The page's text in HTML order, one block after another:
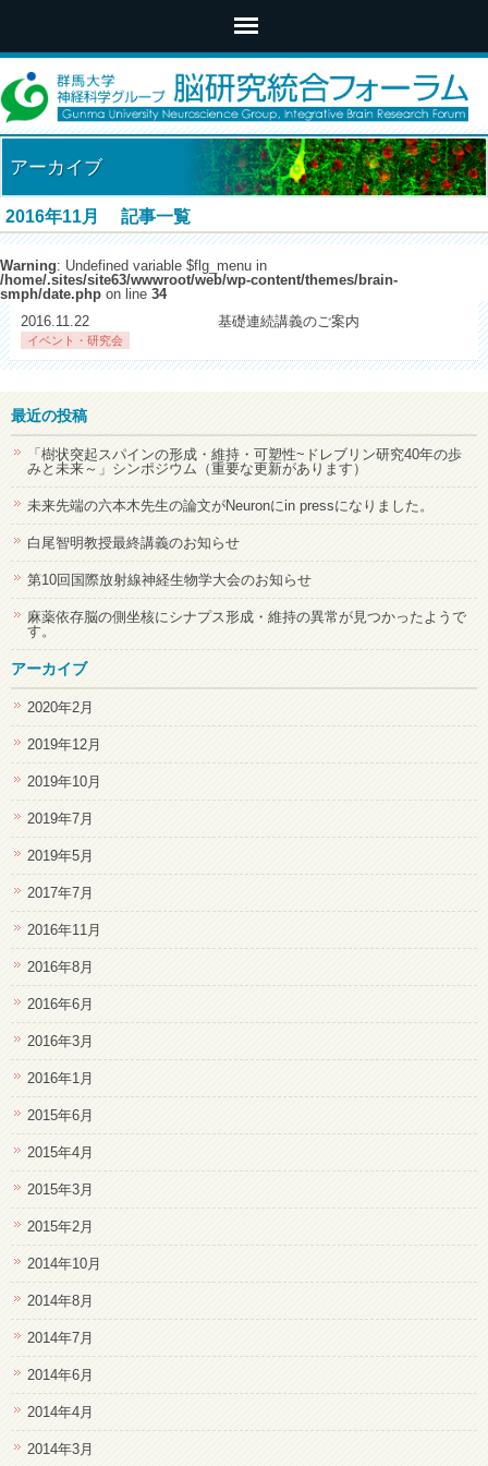
アーカイブ
2016年11月 記事一覧
Warning: Undefined variable $flg_menu in
/home/.sites/site63/wwwroot/web/wp-content/themes/brain-
smph/date.php on line 34
2016.11.22
イベント・研究会
基礎連続講義のご案内
最近の投稿
「樹状突起スパインの形成・維持・可塑性~ドレブリン研究40年の歩
みと未来～」シンポジウム（重要な更新があります）
未来先端の六本木先生の論文がNeuronにin pressになりました。
白尾智明教授最終講義のお知らせ
第10回国際放射線神経生物学大会のお知らせ
麻薬依存脳の側坐核にシナプス形成・維持の異常が見つかったようで
す。
アーカイブ
2020年2月
2019年12月
2019年10月
2019年7月
2019年5月
2017年7月
2016年11月
2016年8月
2016年6月
2016年3月
2016年1月
2015年6月
2015年4月
2015年3月
2015年2月
2014年10月
2014年8月
2014年7月
2014年6月
2014年4月
2014年3月